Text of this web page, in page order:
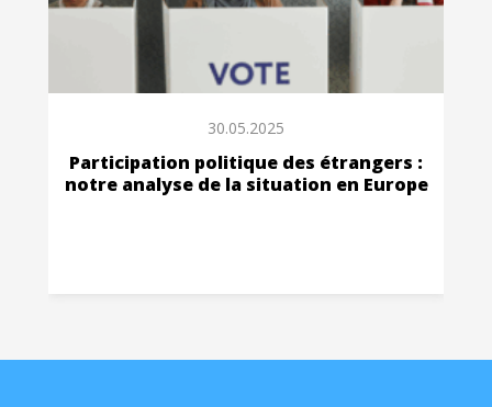
30.05.2025
Participation politique des étrangers :
notre analyse de la situation en Europe